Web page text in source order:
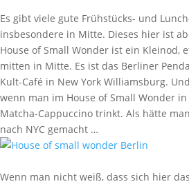
Es gibt viele gute Frühstücks- und
insbesondere in Mitte. Dieses hier ist
House of Small Wonder ist ein Kleinod,
mitten in Mitte. Es ist das Berliner
Kult-Café in New York Williamsburg.
wenn man im House of Small Wonder
Matcha-Cappuccino trinkt. Als hätte
nach NYC gemacht …
Wenn man nicht weiß, dass sich hier